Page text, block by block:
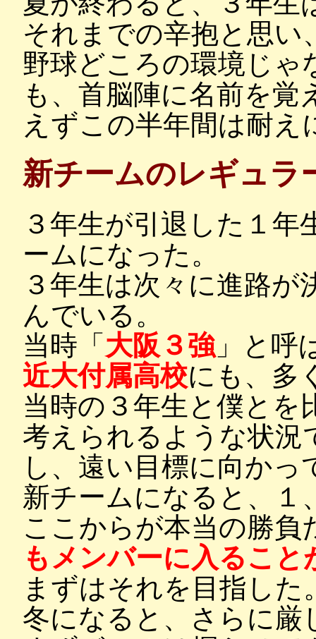
それまでの辛抱と思い
野球どころの環境じゃ
も、首脳陣に名前を
えずこの半年間は耐え
新チームのレギュラ
３年生が引退した１
ームになった。
３年生は次々に進路が
んでいる。
当時「 大阪３強 」と呼
近大付属高校にも、多
当時の３年生と僕とを
考えられるような状況
し、遠い目標に向か
新チームになると、１
ここからが本当の勝負
もメンバーに入ること
まずはそれを目指した
冬になると、さらに厳